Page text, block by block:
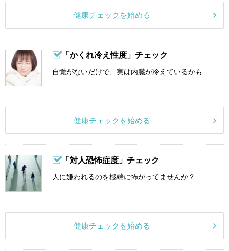
健康チェックを始める
「かくれ冷え性度」チェック
自覚がないだけで、実は内臓が冷えているかも...
健康チェックを始める
「対人恐怖症度」チェック
人に嫌われるのを極端に怖がってませんか？
健康チェックを始める